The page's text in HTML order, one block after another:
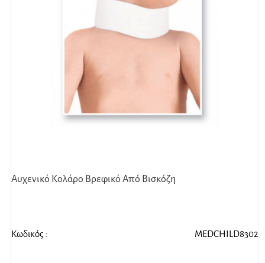
Αυχενικό Κολάρο Βρεφικό Από Βισκόζη
Κωδικός : MEDCHILD8302